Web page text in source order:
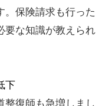
。保険請求も行った
要な知識が教えられ
下
整復師も急増しまし